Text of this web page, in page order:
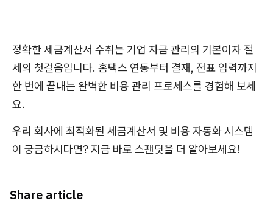
정확한 세금계산서 수취는 기업 자금 관리의 기본이자 절
세의 첫걸음입니다. 홈택스 연동부터 결재, 전표 입력까지
한 번에 끝내는 완벽한 비용 관리 프로세스를 경험해 보세
요.
우리 회사에 최적화된 세금계산서 및 비용 자동화 시스템
이 궁금하시다면? 지금 바로 스팬딧을 더 알아보세요!
Share article